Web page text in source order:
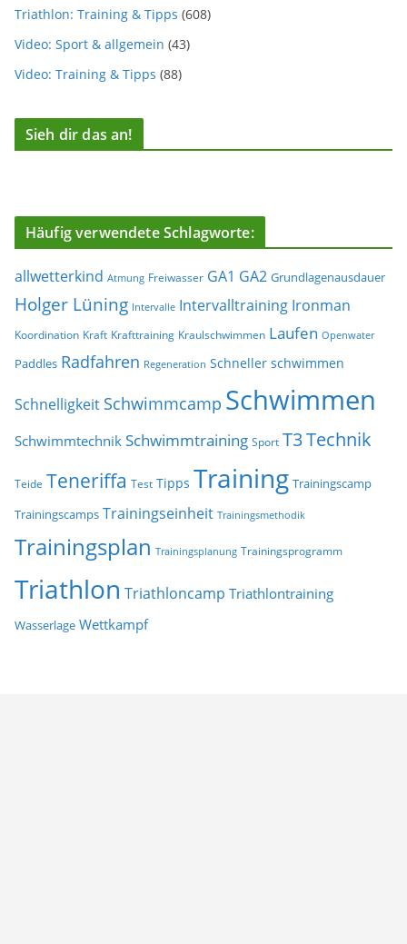
Triathlon: Training & Tipps (608)
Video: Sport & allgemein (43)
Video: Training & Tipps (88)
Sieh dir das an!
Häufig verwendete Schlagworte:
allwetterkind Atmung Freiwasser GA1 GA2 Grundlagenausdauer
Holger Lüning Intervalle Intervalltraining Ironman
Koordination Kraft Krafttraining Kraulschwimmen Laufen Openwater
Paddles Radfahren Regeneration Schneller schwimmen
Schnelligkeit Schwimmcamp Schwimmen
Schwimmtechnik Schwimmtraining Sport T3Technik
Teide Teneriffa Test Tipps Training Trainingscamp
Trainingscamps Trainingseinheit Trainingsmethodik
Trainingsplan Trainingsplanung Trainingsprogramm
Triathlon Triathloncamp Triathlontraining
Wasserlage Wettkampf